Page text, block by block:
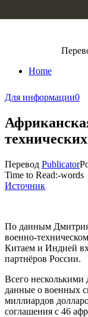
Home
Для информации0
Перевод Publicator
Time to Read:-words
Источник
По данным
военно-
Китаем и Индией
партнёров России.
Всего несколькими
данные о военных
миллиардов
соглашения с 46